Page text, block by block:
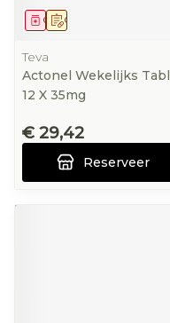
Op voorschrift
Geneesmiddel
Teva
Actonel Wekelijks Tabl
12 X 35mg
€ 29,42
Reserveer